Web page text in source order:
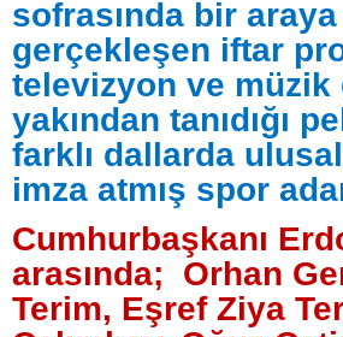
sofrasında bir
gerçekleşen iftar
televizyon ve müzik
yakından tanıdığı
farklı dallarda
imza atmış spor
Cumhurbaşkanı
arasında; Orhan
Terim, Eşref Ziya